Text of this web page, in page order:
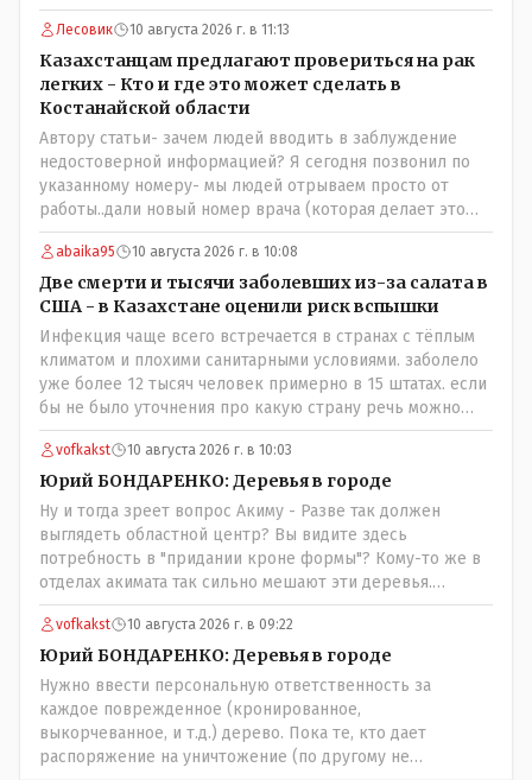
уточнить в управлении здравоохранения
Лесовик 10 августа 2026 г. в 11:13
Казахстанцам предлагают провериться на рак
легких - Кто и где это может сделать в
Костанайской области
Автору статьи- зачем людей вводить в заблуждение
недостоверной информацией? Я сегодня позвонил по
указанному номеру- мы людей отрываем просто от
работы..дали новый номер врача (которая делает это
обследование и она также не записывает. Записывают к
ней на прием только участковая медсестра, к которой и
необходимо обратиться! Короче гемор еще тот в
ограниченное время..
abaika95 10 августа 2026 г. в 10:08
Две смерти и тысячи заболевших из-за салата в
США - в Казахстане оценили риск вспышки
Инфекция чаще всего встречается в странах с тёплым
климатом и плохими санитарными условиями. заболело
уже более 12 тысяч человек примерно в 15 штатах. если
бы не было уточнения про какую страну речь можно
было подумать про штаты индии или бразилии))
vofkakst 10 августа 2026 г. в 10:03
Юрий БОНДАРЕНКО: Деревья в городе
Ну и тогда зреет вопрос Акиму - Разве так должен
выглядеть областной центр? Вы видите здесь
потребность в "придании кроне формы"? Кому-то же в
отделах акимата так сильно мешают эти деревья.
Наведите уже порядок! Приструните этих лесорубов!
vofkakst 10 августа 2026 г. в 09:22
Юрий БОНДАРЕНКО: Деревья в городе
Нужно ввести персональную ответственность за
каждое поврежденное (кронированное,
выкорчеванное, и т.д.) дерево. Пока те, кто дает
распоряжение на уничтожение (по другому не